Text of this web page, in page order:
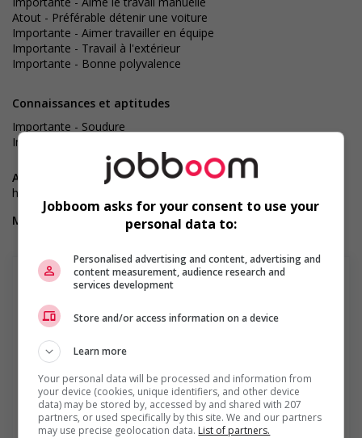
Atout - Préférable détenir une voiture
Importante - Aimer travailler en équipe
Importante - Travail à l'extérieur
Importante - Bonne polyvalence
Connaissances et aptitudes
Importante - Soudure
Importante - Débrouillardise
Avantages salariaux : Habillé, rabais sur la nourriture et
horaire flexible
Mobilité :
Avoit un véhicule
Yacht Club de Québec
Une opportunité de faire une réelle différence Le Yacht
Club de Québec est à la recherche d’un(e) gestionnaire de
restaurant souhaitant s’impliquer dans un milieu vivant, où
la qualité de l’accueil, l’expérience des membres et...
En savoir plus
Jobboom asks for your consent to use your
personal data to:
Personalised advertising and content, advertising and
content measurement, audience research and
services development
Store and/or access information on a device
Learn more
Your personal data will be processed and information from
your device (cookies, unique identifiers, and other device
data) may be stored by, accessed by and shared with 207
partners, or used specifically by this site. We and our partners
may use precise geolocation data. List of partners.